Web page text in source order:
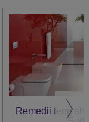
Remedii feng